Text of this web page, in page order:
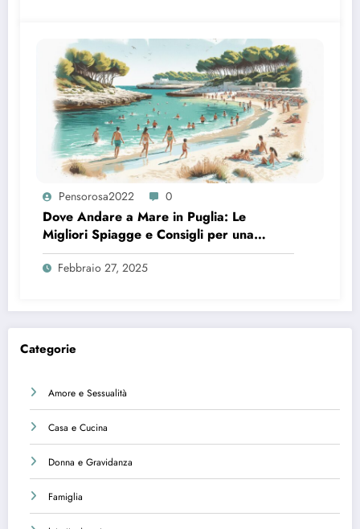
Pensorosa2022 0
Dove Andare a Mare in Puglia: Le
Migliori Spiagge e Consigli per una
Vacanza Perfetta
Febbraio 27, 2025
Categorie
Amore e Sessualità
Casa e Cucina
Donna e Gravidanza
Famiglia